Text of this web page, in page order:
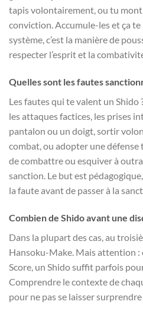
tapis volontairement, ou tu
conviction. Accumule-les et ça te
système, c’est la manière de
respecter l’esprit et la
Quelles sont les fautes
Les fautes qui te valent un Shido
les attaques factices, les prises
pantalon ou un doigt, sortir
combat, ou adopter une
de combattre ou esquiver à
sanction. Le but est
la faute avant de passer à la
Combien de Shido avant une
Dans la plupart des cas, au
Hansoku-Make. Mais attention :
Score, un Shido suffit parfois
Comprendre le contexte de
pour ne pas se laisser